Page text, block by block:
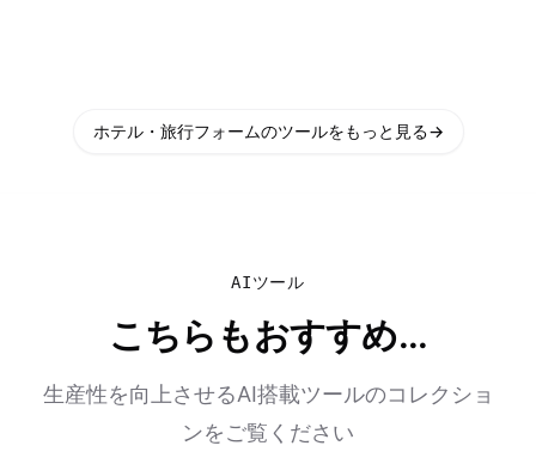
ホテル・旅行フォームのツールをもっと見る→
AIツール
こちらもおすすめ...
生産性を向上させるAI搭載ツールのコレクショ
ンをご覧ください